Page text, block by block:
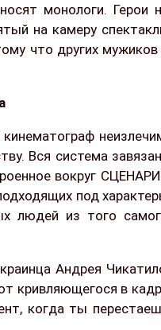
монологи. Герои
на камеру
что других мужиков
Вся система
вокруг
под
людей из того
Андрея
кривляющегося в
когда ты